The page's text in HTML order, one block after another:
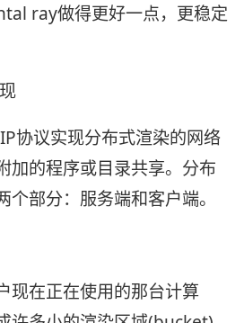
ray做得更好一点，更稳定
议实现分布式渲染的网络
加的程序或目录共享。分布
个部分：服务端和客户端。
在正在使用的那台计算